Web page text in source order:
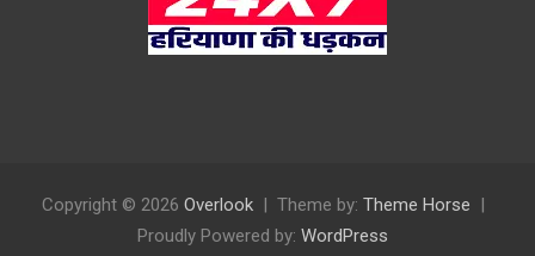
Copyright © 2026 Overlook Theme by: Theme Horse
Proudly Powered by: WordPress